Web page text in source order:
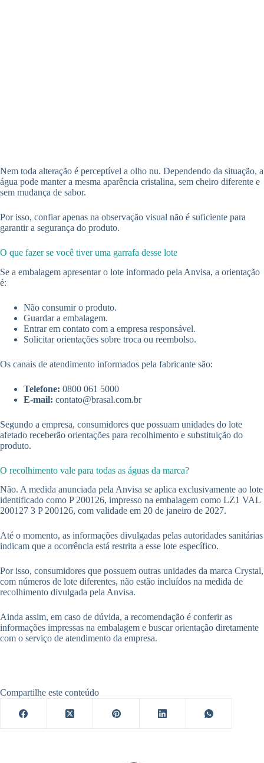
Nem toda alteração é perceptível a olho nu. Dependendo da situação, a
água pode manter a mesma aparência cristalina, sem cheiro diferente e
sem mudança de sabor.
Por isso, confiar apenas na observação visual não é suficiente para
garantir a segurança do produto.
O que fazer se você tiver uma garrafa desse lote
Se a embalagem apresentar o lote informado pela Anvisa, a orientação
é:
Não consumir o produto.
Guardar a embalagem.
Entrar em contato com a empresa responsável.
Solicitar orientações sobre troca ou reembolso.
Os canais de atendimento informados pela fabricante são:
Telefone: 0800 061 5000
E-mail: contato@brasal.com.br
Segundo a empresa, consumidores que possuam unidades do lote
afetado receberão orientações para recolhimento e substituição do
produto.
O recolhimento vale para todas as águas da marca?
Não. A medida anunciada pela Anvisa se aplica exclusivamente ao lote
identificado como P 200126, impresso na embalagem como LZ1 VAL
200127 3 P 200126, com validade em 20 de janeiro de 2027.
Até o momento, as informações divulgadas pelas autoridades sanitárias
indicam que a ocorrência está restrita a esse lote específico.
Por isso, consumidores que possuem outras unidades da marca Crystal,
com números de lote diferentes, não estão incluídos na medida de
recolhimento divulgada pela Anvisa.
Ainda assim, em caso de dúvida, a recomendação é conferir as
informações impressas na embalagem e buscar orientação diretamente
com o serviço de atendimento da empresa.
Compartilhe este conteúdo